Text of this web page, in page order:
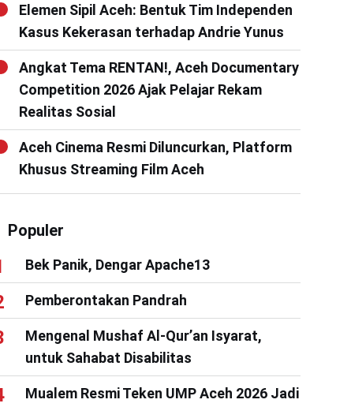
Elemen Sipil Aceh: Bentuk Tim Independen
Kasus Kekerasan terhadap Andrie Yunus
Angkat Tema RENTAN!, Aceh Documentary
Competition 2026 Ajak Pelajar Rekam
Realitas Sosial
Aceh Cinema Resmi Diluncurkan, Platform
Khusus Streaming Film Aceh
Populer
Bek Panik, Dengar Apache13
Pemberontakan Pandrah
Mengenal Mushaf Al-Qur’an Isyarat,
untuk Sahabat Disabilitas
Mualem Resmi Teken UMP Aceh 2026 Jadi